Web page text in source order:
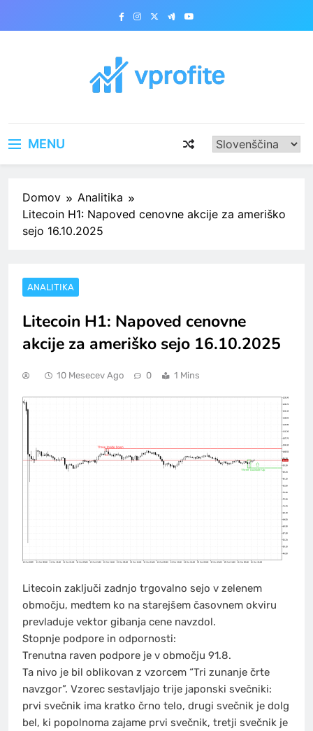
MENU
Domov
Analitika
Litecoin H1: Napoved cenovne akcije za ameriško
sejo 16.10.2025
ANALITIKA
Litecoin H1: Napoved cenovne
akcije za ameriško sejo 16.10.2025
10 Mesecev Ago 0 1 Mins
Litecoin zaključi zadnjo trgovalno sejo v zelenem
območju, medtem ko na starejšem časovnem okviru
prevladuje vektor gibanja cene navzdol.
Stopnje podpore in odpornosti:
Trenutna raven podpore je v območju 91.8.
Ta nivo je bil oblikovan z vzorcem “Tri zunanje črte
navzgor”. Vzorec sestavljajo trije japonski svečniki:
prvi svečnik ima kratko črno telo, drugi svečnik je dolg
bel, ki popolnoma zajame prvi svečnik, tretji svečnik je